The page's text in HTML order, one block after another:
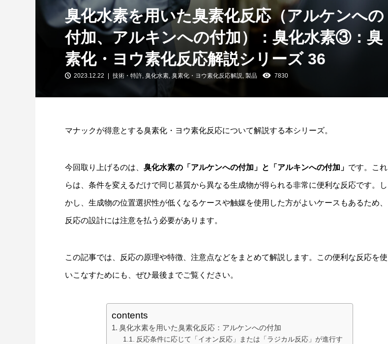
臭化水素を用いた臭素化反応（アルケンへの
付加、アルキンへの付加）：臭化水素③：臭
素化・ヨウ素化反応解説シリーズ 36
2023.12.22 技術・特許, 臭化水素, 臭素化・ヨウ素化反応解説, 製品 7830
マナックが得意とする臭素化・ヨウ素化反応について解説する本シリーズ。
今回取り上げるのは、 臭化水素の「アルケンへの付加」と「アルキンへの付加」 です。これ
らは、条件を変えるだけで同じ基質から異なる生成物が得られる非常に便利な反応です。し
かし、生成物の位置選択性が低くなるケースや触媒を使用した方がよいケースもあるため、
反応の設計には注意を払う必要があります。
この記事では、反応の原理や特徴、注意点などをまとめて解説します。この便利な反応を使
いこなすためにも、ぜひ最後までご覧ください。
contents
臭化水素を用いた臭素化反応：アルケンへの付加
反応条件に応じて「イオン反応」または「ラジカル反応」が進行す